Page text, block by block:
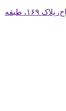
تهران، خیابان سعدی شمالی، خیابان مصباح، پلاک ۱۶۹، طبقه